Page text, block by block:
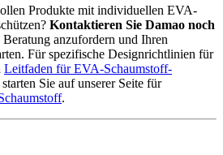
Produkte mit individuellen EVA-
Kontaktieren Sie Damao noch
Beratung anzufordern und Ihren
Für spezifische Designrichtlinien für
Leitfaden für EVA-Schaumstoff-
Sie auf unserer Seite für
.